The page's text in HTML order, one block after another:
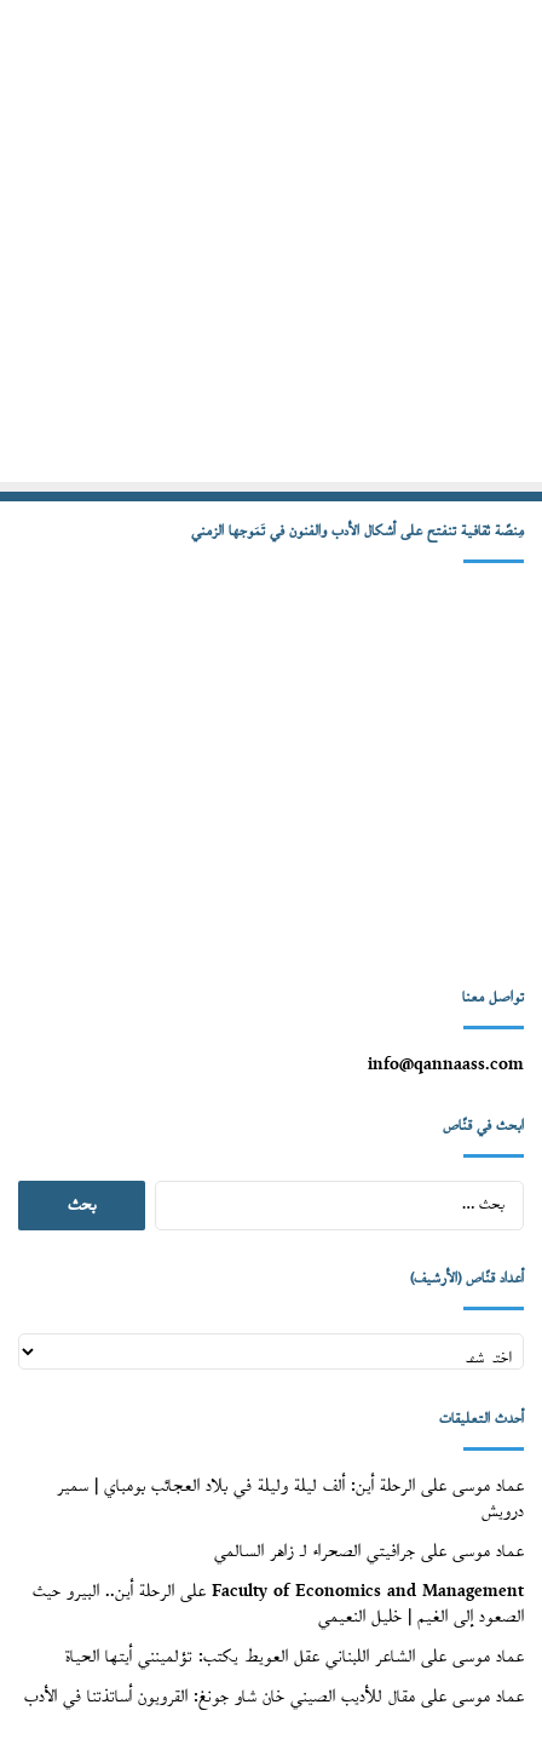
مِنصّة ثقافية تنفتح على أشكال الأدب والفنون في تَمَوجها الزمني
تواصل معنا
info@qannaass.com
ابحث في قنّاص
البحث
عن:
أعداد قنّاص (الأرشيف)
أعداد
قنّاص
أحدث التعليقات
عماد موسىعلىالرحلة أين: ألف ليلة وليلة في بلاد العجائب بومباي | سمير
درويش
عماد موسىعلىجرافيتي الصحراء لـ زاهر السالمي
Faculty of Economics and Managementعلىالرحلة أين.. البيرو حيث
الصعود إلى الغيم | خليل النعيمي
عماد موسىعلىالشاعر اللبناني عقل العويط يكتب: تؤلمينني أيتها الحياة
عماد موسىعلىمقال للأديب الصيني خان شاو جونغ: القرويون أساتذتنا في الأدب